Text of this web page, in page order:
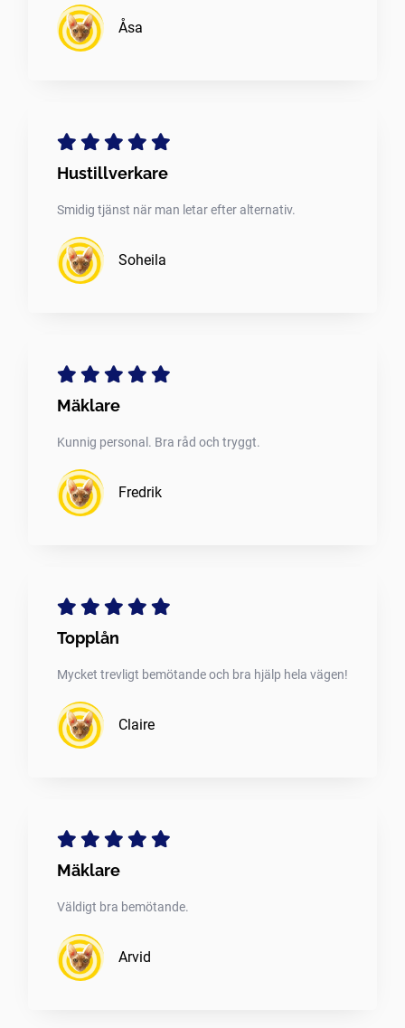
Åsa
Hustillverkare
Smidig tjänst när man letar efter alternativ.
Soheila
Mäklare
Kunnig personal. Bra råd och tryggt.
Fredrik
Topplån
Mycket trevligt bemötande och bra hjälp hela vägen!
Claire
Mäklare
Väldigt bra bemötande.
Arvid